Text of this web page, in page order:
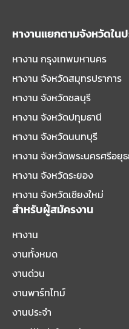
หางานแยกตามจังหวัดในป
หางาน กรุงเทพมหานคร
หางาน จังหวัดสมุทรปราการ
หางาน จังหวัดชลบุรี
หางาน จังหวัดปทุมธานี
หางาน จังหวัดนนทบุรี
หางาน จังหวัดพระนครศรีอยุ
หางาน จังหวัดระยอง
หางาน จังหวัดเชียงใหม่
สำหรับผู้สมัครงาน
หางาน
งานทั้งหมด
งานด่วน
งานพาร์ทไทม์
งานประจำ